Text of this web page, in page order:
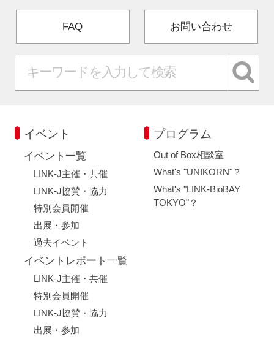
FAQ お問い合わせ
イベント
イベント一覧
LINK-J主催・共催
LINK-J協賛・協力
特別会員開催
出展・参加
過去イベント
イベントレポート一覧
LINK-J主催・共催
特別会員開催
LINK-J協賛・協力
出展・参加
プログラム
Out of Box相談室
What's "UNIKORN"？
What's "LINK-BioBAY
TOKYO"？